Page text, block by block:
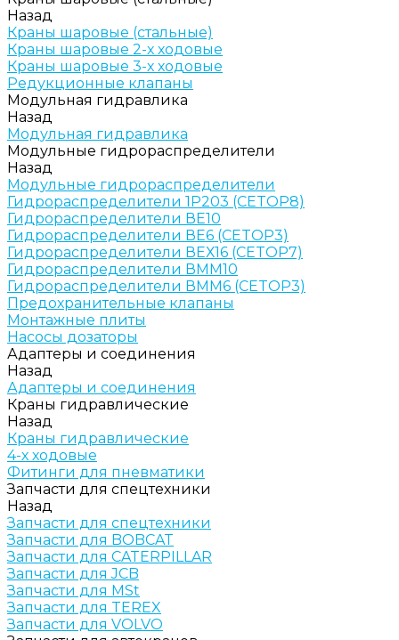
Назад
Краны шаровые (стальные)
Краны шаровые 2-х ходовые
Краны шаровые 3-х ходовые
Редукционные клапаны
Модульная гидравлика
Назад
Модульная гидравлика
Модульные гидрораспределители
Назад
Модульные гидрораспределители
Гидрораспределители 1Р203 (CETOP8)
Гидрораспределители ВЕ10
Гидрораспределители ВЕ6 (CETOP3)
Гидрораспределители ВЕХ16 (CETOP7)
Гидрораспределители ВММ10
Гидрораспределители ВММ6 (CETOP3)
Предохранительные клапаны
Монтажные плиты
Насосы дозаторы
Адаптеры и соединения
Назад
Адаптеры и соединения
Краны гидравлические
Назад
Краны гидравлические
4-х ходовые
Фитинги для пневматики
Запчасти для спецтехники
Назад
Запчасти для спецтехники
Запчасти для BOBCAT
Запчасти для CATERPILLAR
Запчасти для JCB
Запчасти для MSt
Запчасти для TEREX
Запчасти для VOLVO